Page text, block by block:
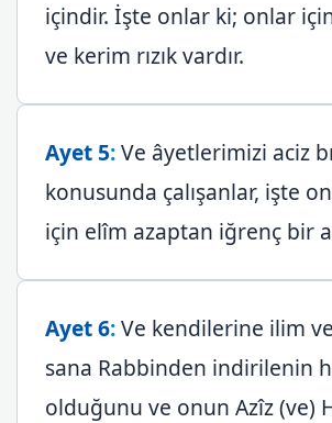
içindir. İşte onlar ki; onlar
ve kerim rızık vardır.
Ayet 5:Ve âyetlerimizi aciz
konusunda çalışanlar, işte
için elîm azaptan iğrenç bir
Ayet 6:Ve kendilerine ilim
sana Rabbinden indirilenin
olduğunu ve onun Azîz (ve)